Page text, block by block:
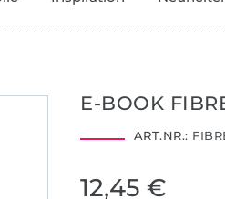
E-BOOK
ART.NR.:
12,45 €